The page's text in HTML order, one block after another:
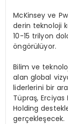
McKinsey ve
derin teknoloji
10-15 trilyon
öngörülüyor.
Bilim ve
alan global
liderlerini bir
Tüpraş, Erciyas
Holding
gerçekleşecek.